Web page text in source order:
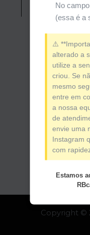
Copyright ©
No
(essa é a
⚠️
alterado a
utilize a
criou. Se
mesmo
entre em
a nossa
de
envie uma
Instagram
com
Estamos